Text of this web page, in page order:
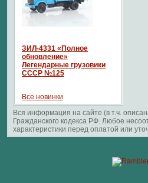
ЗИЛ-4331 «Полное
обновление»
Легендарные грузовики
СССР №125
Все новинки
Вся информация на сайте (в т.ч.
Гражданского кодекса РФ. Любое
характеристики перед оплатой или